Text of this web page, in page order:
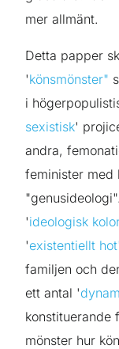
mer allmänt.
Detta papper
'könsmönster"
i
sexistisk'
andra,
feminister med
'ideologisk
'existentiellt
familjen och
ett antal '
konstituerande
mönster hur